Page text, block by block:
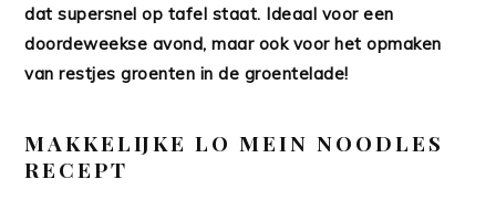
dat supersnel op tafel staat. Ideaal voor een
doordeweekse avond, maar ook voor het opmaken
van restjes groenten in de groentelade!
MAKKELIJKE LO MEIN NOODLES
RECEPT